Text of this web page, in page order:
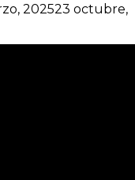
202523 octubre,